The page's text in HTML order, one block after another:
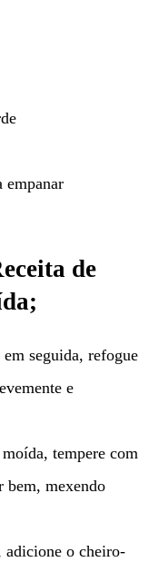
empanar
de
seguida, refogue
e
tempere com
bem, mexendo
adicione o cheiro-